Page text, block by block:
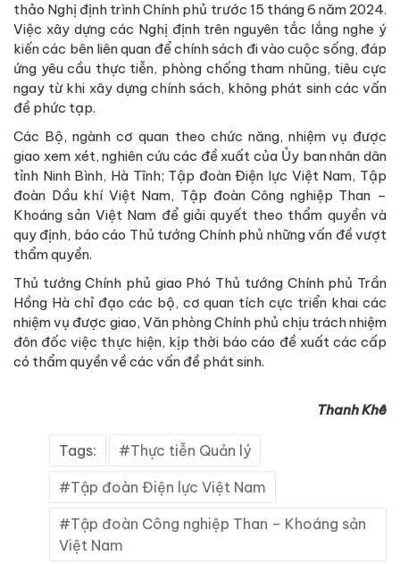
thảo Nghị định trình Chính phủ trước 15 tháng 6 năm 2024.
Việc xây dựng các Nghị định trên nguyên tắc lắng nghe ý
kiến các bên liên quan để chính sách đi vào cuộc sống, đáp
ứng yêu cầu thực tiễn, phòng chống tham nhũng, tiêu cực
ngay từ khi xây dựng chính sách, không phát sinh các vấn
đề phức tạp.
Các Bộ, ngành cơ quan theo chức năng, nhiệm vụ được
giao xem xét, nghiên cứu các đề xuất của Ủy ban nhân dân
tỉnh Ninh Bình, Hà Tĩnh; Tập đoàn Điện lực Việt Nam, Tập
đoàn Dầu khí Việt Nam, Tập đoàn Công nghiệp Than –
Khoáng sản Việt Nam để giải quyết theo thẩm quyền và
quy định, báo cáo Thủ tướng Chính phủ những vấn đề vượt
thẩm quyền.
Thủ tướng Chính phủ giao Phó Thủ tướng Chính phủ Trần
Hồng Hà chỉ đạo các bộ, cơ quan tích cực triển khai các
nhiệm vụ được giao, Văn phòng Chính phủ chịu trách nhiệm
đôn đốc việc thực hiện, kịp thời báo cáo đề xuất các cấp
có thẩm quyền về các vấn đề phát sinh.
Thanh Khê
Tags: Thực tiễn Quản lý
Tập đoàn Điện lực Việt Nam
Tập đoàn Công nghiệp Than – Khoáng sản
Việt Nam